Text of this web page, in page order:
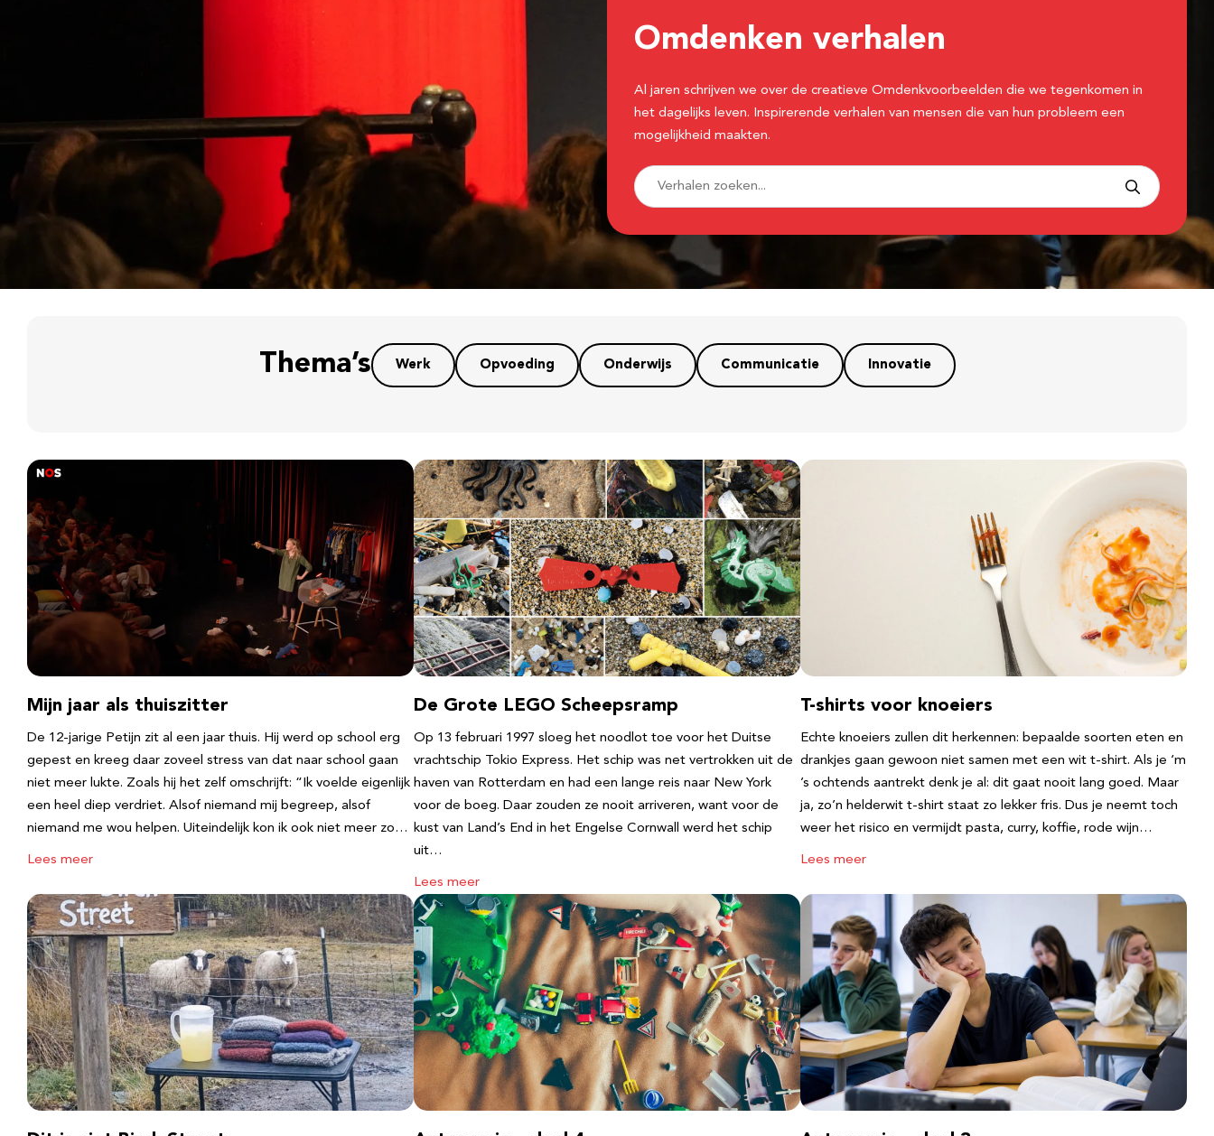
Omdenken verhalen
Al jaren schrijven we over de creatieve Omdenkvoorbeelden die we tegenkomen in
het dagelijks leven. Inspirerende verhalen van mensen die van hun probleem een
mogelijkheid maakten.
Thema’s Werk Opvoeding Onderwijs Communicatie Innovatie
Mijn jaar als thuiszitter
De 12-jarige Petijn zit al een jaar thuis. Hij werd op school erg
gepest en kreeg daar zoveel stress van dat naar school gaan
niet meer lukte. Zoals hij het zelf omschrijft: “Ik voelde eigenlijk
een heel diep verdriet. Alsof niemand mij begreep, alsof
niemand me wou helpen. Uiteindelijk kon ik ook niet meer zo…
Lees meer
De Grote LEGO Scheepsramp
Op 13 februari 1997 sloeg het noodlot toe voor het Duitse
vrachtschip Tokio Express. Het schip was net vertrokken uit de
haven van Rotterdam en had een lange reis naar New York
voor de boeg. Daar zouden ze nooit arriveren, want voor de
kust van Land’s End in het Engelse Cornwall werd het schip
uit…
Lees meer
T-shirts voor knoeiers
Echte knoeiers zullen dit herkennen: bepaalde soorten eten en
drankjes gaan gewoon niet samen met een wit t-shirt. Als je ‘m
’s ochtends aantrekt denk je al: dit gaat nooit lang goed. Maar
ja, zo’n helderwit t-shirt staat zo lekker fris. Dus je neemt toch
weer het risico en vermijdt pasta, curry, koffie, rode wijn…
Lees meer